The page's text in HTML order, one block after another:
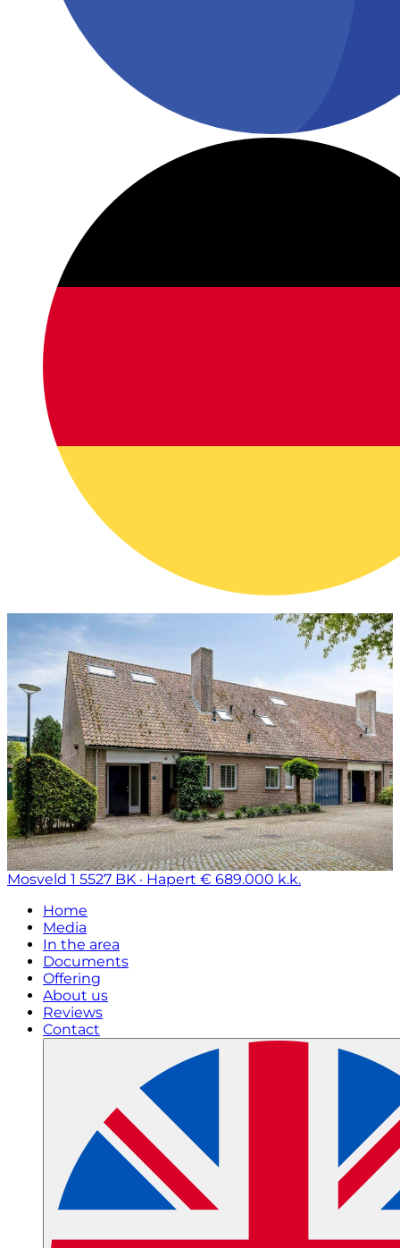
Mosveld 1 5527 BK · Hapert € 689.000 k.k.
Home
Media
In the area
Documents
Offering
About us
Reviews
Contact